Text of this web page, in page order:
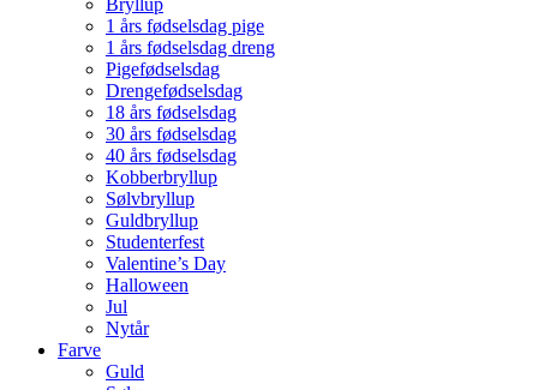
Bryllup
1 års fødselsdag pige
1 års fødselsdag dreng
Pigefødselsdag
Drengefødselsdag
18 års fødselsdag
30 års fødselsdag
40 års fødselsdag
Kobberbryllup
Sølvbryllup
Guldbryllup
Studenterfest
Valentine’s Day
Halloween
Jul
Nytår
Farve
Guld